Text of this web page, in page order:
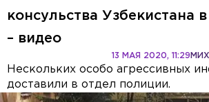
консульства Узбекистана
– видео
13 МАЯ 2020, 11:29
Нескольких особо агрессивных
доставили в отдел полиции.